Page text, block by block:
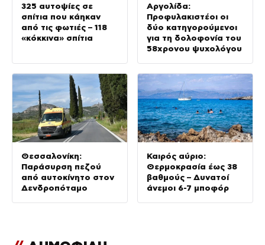
325 αυτοψίες σε
σπίτια που κάηκαν
από τις φωτιές – 118
«κόκκινα» σπίτια
Αργολίδα:
Προφυλακιστέοι οι
δύο κατηγορούμενοι
για τη δολοφονία του
58χρονου ψυχολόγου
Θεσσαλονίκη:
Παράσυρση πεζού
από αυτοκίνητο στον
Δενδροπόταμο
Καιρός αύριο:
Θερμοκρασία έως 38
βαθμούς – Δυνατοί
άνεμοι 6-7 μποφόρ